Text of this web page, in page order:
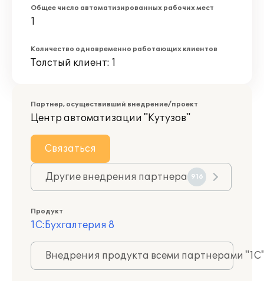
Общее число автоматизированных рабочих мест
1
Количество одновременно работающих клиентов
Толстый клиент: 1
Партнер, осуществивший внедрение/проект
Центр автоматизации "Кутузов"
Связаться
Другие внедрения партнера 916
Продукт
1С:Бухгалтерия 8
Внедрения продукта всеми партнерами